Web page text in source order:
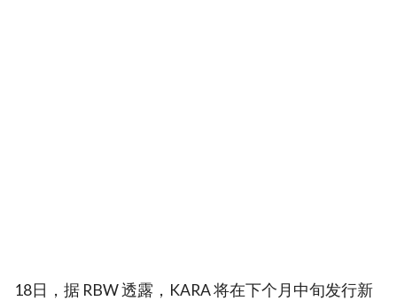
18日，据 RBW 透露，KARA 将在下个月中旬发行新